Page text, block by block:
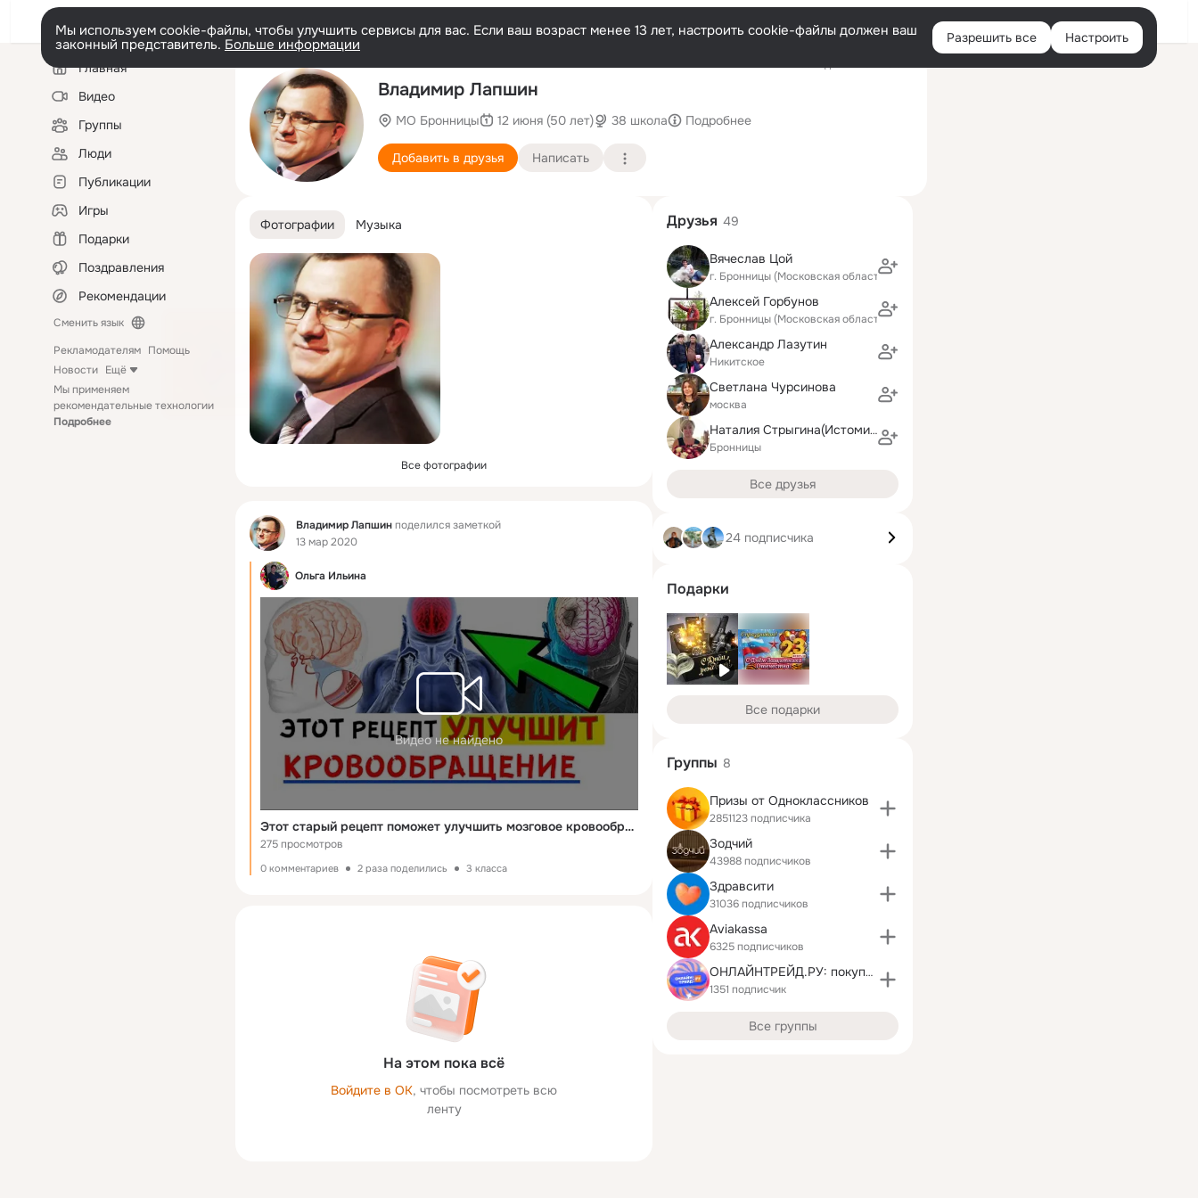
Войти
Мы используем cookie-файлы, чтобы улучшить сервисы для вас. Если ваш возраст менее 13 лет, настроить cookie-файлы должен ваш
законный представитель. Больше информации Разрешить все Настроить
Левая
колонкаГлавная
Видео
Группы
Люди
Публикации
Игры
Подарки
Поздравления
Рекомендации
Сменить язык
Рекламодателям Помощь
Новости Ещё
Мы применяем
рекомендательные технологии
Подробнее
Владимир Лапшин
МО Бронницы 12 июня (50 лет) 38 школа Подробнее
Добавить в друзья Написать
Фотографии Музыка
Все фотографии
Фид Владимир Лапшинподелился заметкой
13 мар 2020
Ольга Ильина
Видео не найдено
Этот старый рецепт поможет улучшить мозговое кровообращение и очистить сосуды
275 просмотров
0 комментариев 2 раза поделились 3 класса
На этом пока всё
Войдите в ОК, чтобы посмотреть всю
ленту
Друзья 49
Вячеслав Цой
г. Бронницы (Московская область)
Алексей Горбунов
г. Бронницы (Московская область)
Александр Лазутин
Никитское
Светлана Чурсинова
москва
Наталия Стрыгина(Истомина)
Бронницы
Все друзья
24 подписчика
Подарки
Все подарки
Группы 8
Призы от Одноклассников
2851123 подписчика
Зодчий
43988 подписчиков
Здравсити
31036 подписчиков
Aviakassa
6325 подписчиков
ОНЛАЙНТРЕЙД.РУ: покупай всё онлайн!
1351 подписчик
Все группы